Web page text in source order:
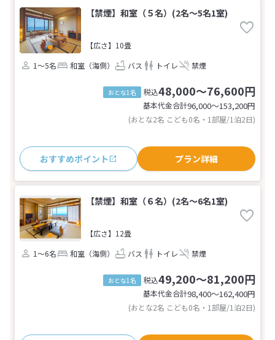
【禁煙】和室（５名）(2名～5名1室)
【広さ】10畳
1～5名
和室（海側） バス トイレ 禁煙
おとな1名 税込48,000～76,600円
基本代金合計96,000〜153,200円
(おとな2名 こども0名・1部屋/1泊2日)
おすすめポイント プラン詳細
【禁煙】和室（６名）(2名～6名1室)
【広さ】12畳
1～6名
和室（海側） バス トイレ 禁煙
おとな1名 税込49,200～81,200円
基本代金合計98,400〜162,400円
(おとな2名 こども0名・1部屋/1泊2日)